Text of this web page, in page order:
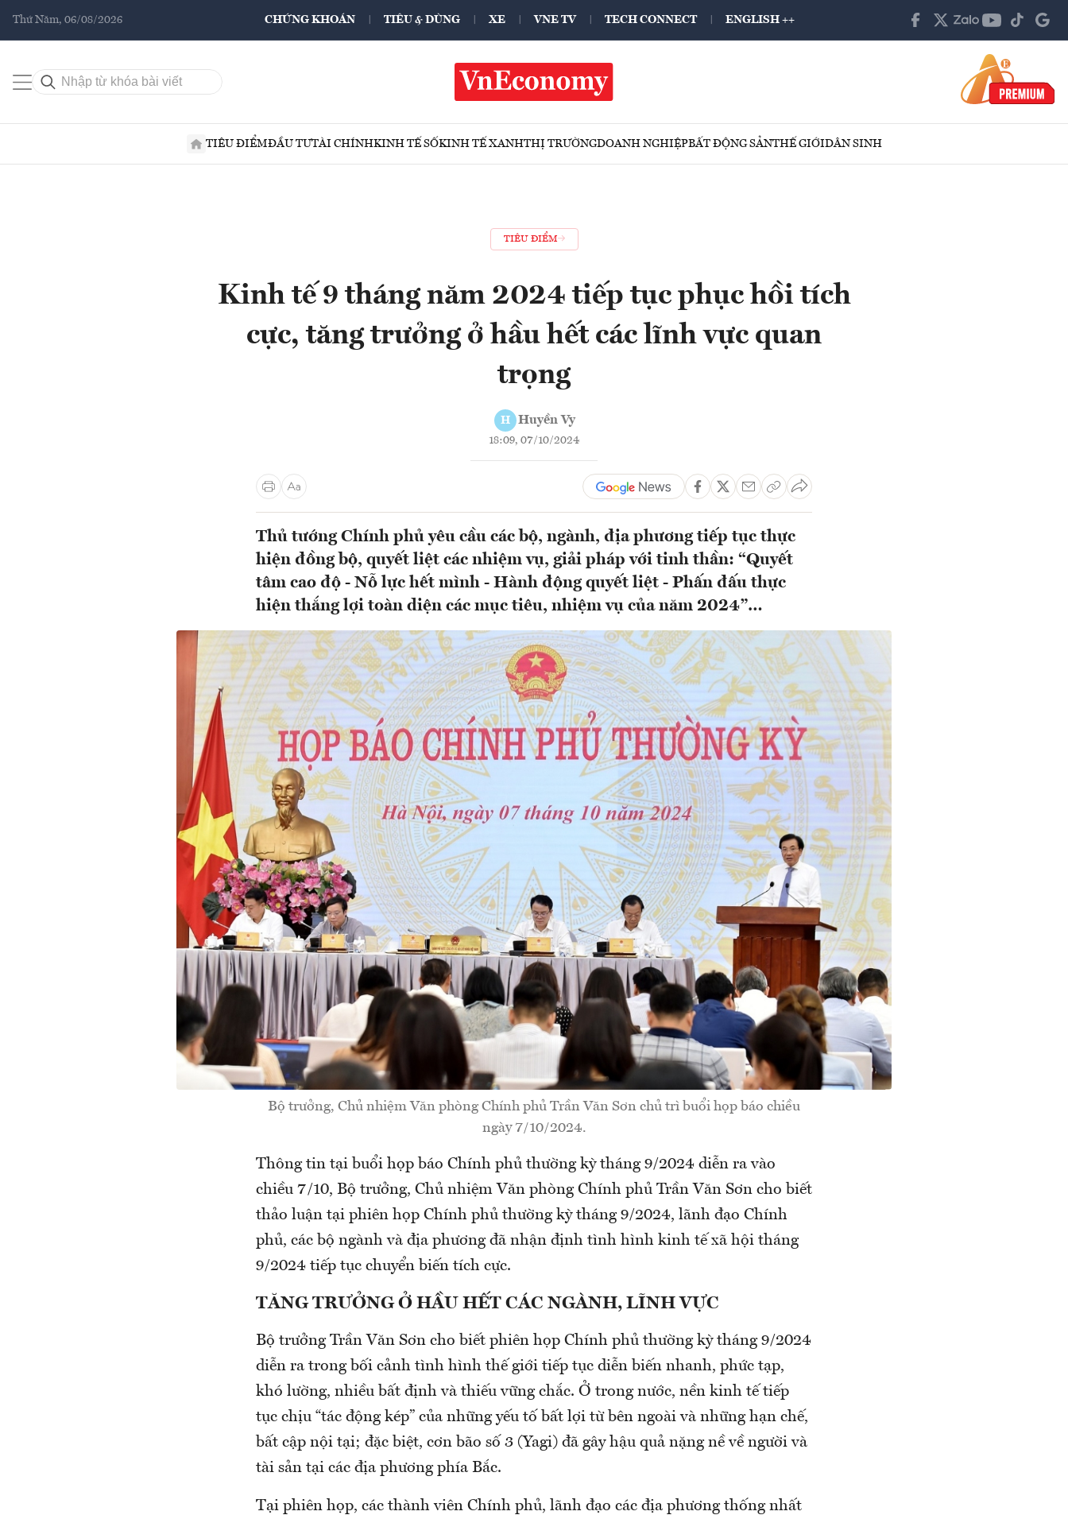
Thứ Năm, 06/08/2026 CHỨNG KHOÁN TIÊU & DÙNG XE VNE TV TECH CONNECT ENGLISH ++
TIÊU ĐIỂMĐẦU TƯTÀI CHÍNHKINH TẾ SỐKINH TẾ XANHTHỊ TRƯỜNGDOANH NGHIỆPBẤT ĐỘNG SẢNTHẾ GIỚIDÂN SINH
TIÊU ĐIỂM
Kinh tế 9 tháng năm 2024 tiếp tục phục hồi tích
cực, tăng trưởng ở hầu hết các lĩnh vực quan
trọng
H Huyền Vy
18:09, 07/10/2024
Thủ tướng Chính phủ yêu cầu các bộ, ngành, địa phương tiếp tục thực
hiện đồng bộ, quyết liệt các nhiệm vụ, giải pháp với tinh thần: “Quyết
tâm cao độ - Nỗ lực hết mình - Hành động quyết liệt - Phấn đấu thực
hiện thắng lợi toàn diện các mục tiêu, nhiệm vụ của năm 2024”…
Bộ trưởng, Chủ nhiệm Văn phòng Chính phủ Trần Văn Sơn chủ trì buổi họp báo chiều
ngày 7/10/2024.
Thông tin tại buổi họp báo Chính phủ thường kỳ tháng 9/2024 diễn ra vào
chiều 7/10, Bộ trưởng, Chủ nhiệm Văn phòng Chính phủ Trần Văn Sơn cho biết
thảo luận tại phiên họp Chính phủ thường kỳ tháng 9/2024, lãnh đạo Chính
phủ, các bộ ngành và địa phương đã nhận định tình hình kinh tế xã hội tháng
9/2024 tiếp tục chuyển biến tích cực.
TĂNG TRƯỞNG Ở HẦU HẾT CÁC NGÀNH, LĨNH VỰC
Bộ trưởng Trần Văn Sơn cho biết phiên họp Chính phủ thường kỳ tháng 9/2024
diễn ra trong bối cảnh tình hình thế giới tiếp tục diễn biến nhanh, phức tạp,
khó lường, nhiều bất định và thiếu vững chắc. Ở trong nước, nền kinh tế tiếp
tục chịu “tác động kép” của những yếu tố bất lợi từ bên ngoài và những hạn chế,
bất cập nội tại; đặc biệt, cơn bão số 3 (Yagi) đã gây hậu quả nặng nề về người và
tài sản tại các địa phương phía Bắc.
Tại phiên họp, các thành viên Chính phủ, lãnh đạo các địa phương thống nhất